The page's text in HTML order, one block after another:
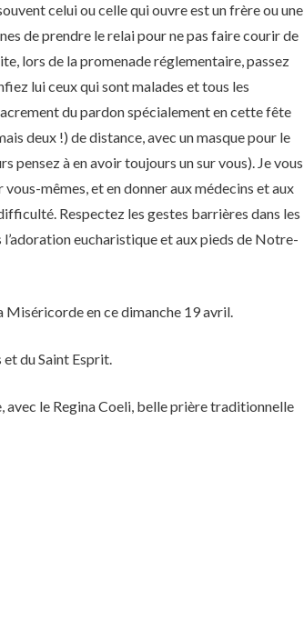
celui ou celle qui ouvre est un frère ou une
de prendre le relai pour ne pas faire courir de
lors de la promenade réglementaire, passez
lui ceux qui sont malades et tous les
du pardon spécialement en cette fête
deux !) de distance, avec un masque pour le
pensez à en avoir toujours un sur vous). Je vous
mêmes, et en donner aux médecins et aux
Respectez les gestes barrières dans les
eucharistique et aux pieds de Notre-
Miséricorde en ce dimanche 19 avril.
du Saint Esprit.
avec le Regina Coeli, belle prière traditionnelle